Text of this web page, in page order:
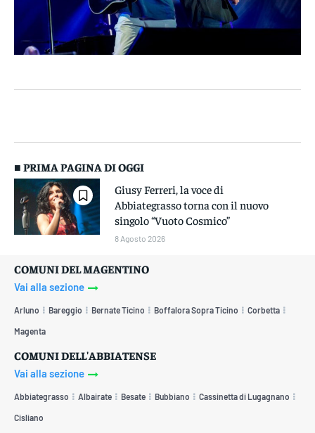
■ PRIMA PAGINA DI OGGI
Giusy Ferreri, la voce di
Abbiategrasso torna con il nuovo
singolo “Vuoto Cosmico”
8 Agosto 2026
COMUNI DEL MAGENTINO
Vai alla sezione
Arluno Bareggio Bernate Ticino Boffalora Sopra Ticino Corbetta
Magenta
COMUNI DELL'ABBIATENSE
Vai alla sezione
Abbiategrasso Albairate Besate Bubbiano Cassinetta di Lugagnano
Cisliano